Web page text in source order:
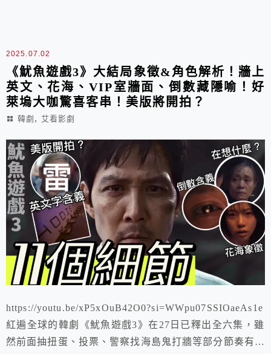
2025.07.02
《魷魚遊戲3》大結局象徵&角色解析！牆上
英文、花海、VIP室牆面、倒數藏隱喻！好
萊塢大咖驚喜客串！美版將開拍？
韓劇 , 艾看影劇
https://youtu.be/xP5xOuB42O0?si=WWpu07SSIOaeAs1e
紅遍全球的韓劇《魷魚遊戲3》在27日已釋出全六集，雖
然前面抽扭蛋、投票、警察找海島鬼打牆等部分節奏有些